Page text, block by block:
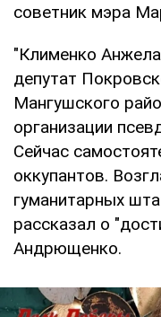
советник мэра
"Клименко
депутат
Мангушского
организации
Сейчас
оккупантов.
гуманитарных
рассказал о
Андрющенко.